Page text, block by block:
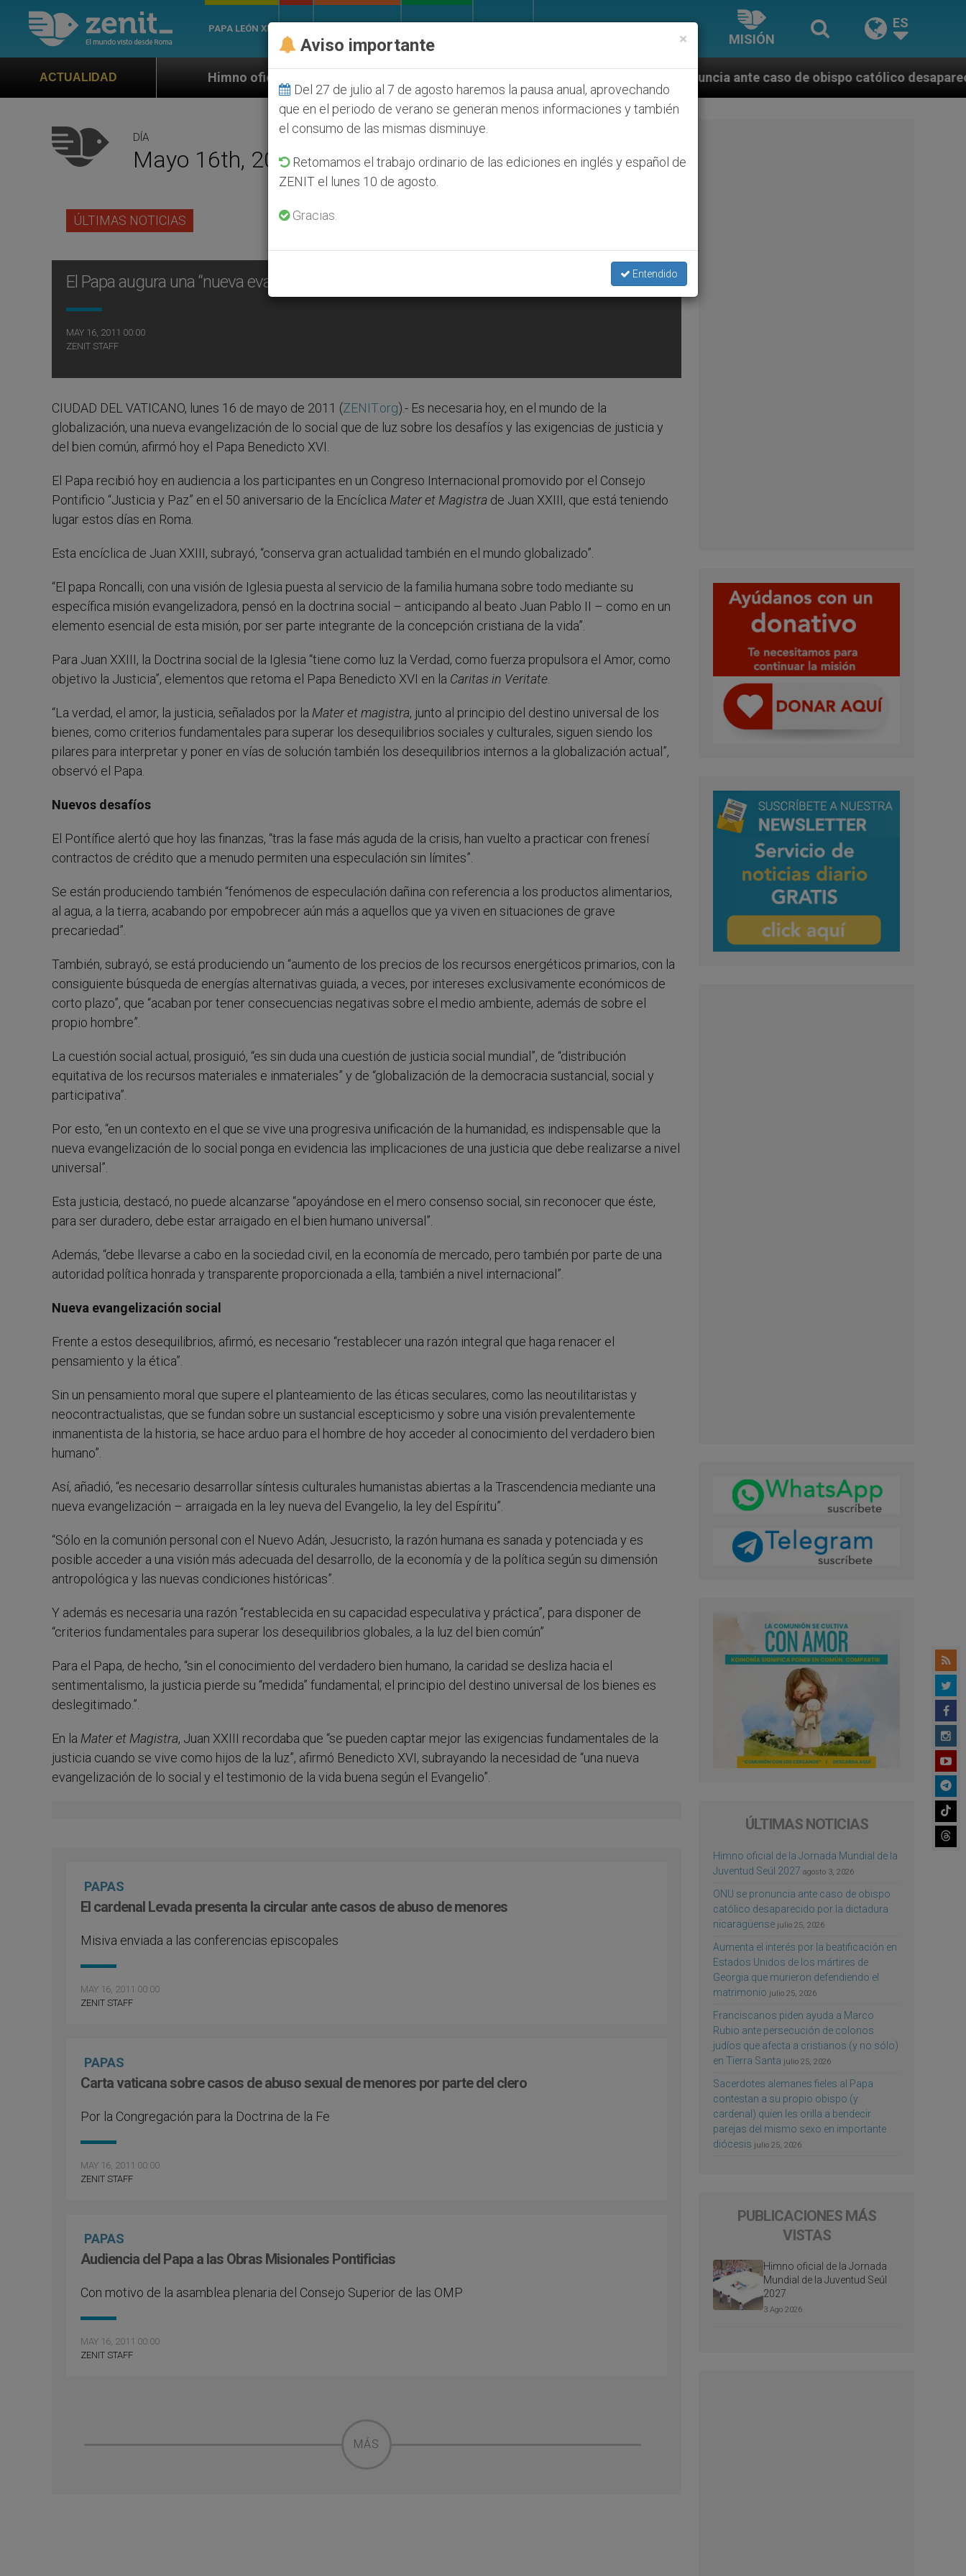
PAPA LEÓN XIV
MISIÓN
ES
ACTUALIDADHimno oficial de la Jornada Mundial de la Juventud Seúl 2027 ONU se pronuncia ante caso de obispo católico desaparecido por la dictadura
DÍA
Mayo 16th, 2011
ÚLTIMAS NOTICIAS
El Papa augura una “nueva evangelización de lo social”
MAY 16, 2011 00:00
ZENIT STAFF
CIUDAD DEL VATICANO, lunes 16 de mayo de 2011 (ZENIT.org).- Es necesaria hoy, en el mundo de la
globalización, una nueva evangelización de lo social que de luz sobre los desafíos y las exigencias de justicia y
del bien común, afirmó hoy el Papa Benedicto XVI.
El Papa recibió hoy en audiencia a los participantes en un Congreso Internacional promovido por el Consejo
Pontificio “Justicia y Paz” en el 50 aniversario de la Encíclica Mater et Magistra de Juan XXIII, que está teniendo
lugar estos días en Roma.
Esta encíclica de Juan XXIII, subrayó, “conserva gran actualidad también en el mundo globalizado”.
“El papa Roncalli, con una visión de Iglesia puesta al servicio de la familia humana sobre todo mediante su
específica misión evangelizadora, pensó en la doctrina social – anticipando al beato Juan Pablo II – como en un
elemento esencial de esta misión, por ser parte integrante de la concepción cristiana de la vida”.
Para Juan XXIII, la Doctrina social de la Iglesia “tiene como luz la Verdad, como fuerza propulsora el Amor, como
objetivo la Justicia”, elementos que retoma el Papa Benedicto XVI en la Caritas in Veritate
“La verdad, el amor, la justicia, señalados por la Mater et magistra, junto al principio del destino universal de los
bienes, como criterios fundamentales para superar los desequilibrios sociales y culturales, siguen siendo los
pilares para interpretar y poner en vías de solución también los desequilibrios internos a la globalización actual”,
observó el Papa.
Nuevos desafíos
El Pontífice alertó que hoy las finanzas, “tras la fase más aguda de la crisis, han vuelto a practicar con frenesí
contractos de crédito que a menudo permiten una especulación sin límites”.
Se están produciendo también “fenómenos de especulación dañina con referencia a los productos alimentarios,
al agua, a la tierra, acabando por empobrecer aún más a aquellos que ya viven en situaciones de grave
precariedad”.
También, subrayó, se está produciendo un “aumento de los precios de los recursos energéticos primarios, con la
consiguiente búsqueda de energías alternativas guiada, a veces, por intereses exclusivamente económicos de
corto plazo”, que “acaban por tener consecuencias negativas sobre el medio ambiente, además de sobre el
propio hombre”.
La cuestión social actual, prosiguió, “es sin duda una cuestión de justicia social mundial”, de “distribución
equitativa de los recursos materiales e inmateriales” y de “globalización de la democracia sustancial, social y
participativa”.
Por esto, “en un contexto en el que se vive una progresiva unificación de la humanidad, es indispensable que la
nueva evangelización de lo social ponga en evidencia las implicaciones de una justicia que debe realizarse a nivel
universal”.
Esta justicia, destacó, no puede alcanzarse “apoyándose en el mero consenso social, sin reconocer que éste,
para ser duradero, debe estar arraigado en el bien humano universal”.
Además, “debe llevarse a cabo en la sociedad civil, en la economía de mercado, pero también por parte de una
autoridad política honrada y transparente proporcionada a ella, también a nivel internacional”.
Nueva evangelización social
Frente a estos desequilibrios, afirmó, es necesario “restablecer una razón integral que haga renacer el
pensamiento y la ética”.
Sin un pensamiento moral que supere el planteamiento de las éticas seculares, como las neoutilitaristas y
neocontractualistas, que se fundan sobre un sustancial escepticismo y sobre una visión prevalentemente
inmanentista de la historia, se hace arduo para el hombre de hoy acceder al conocimiento del verdadero bien
humano”.
Así, añadió, “es necesario desarrollar síntesis culturales humanistas abiertas a la Trascendencia mediante una
nueva evangelización – arraigada en la ley nueva del Evangelio, la ley del Espíritu”.
“Sólo en la comunión personal con el Nuevo Adán, Jesucristo, la razón humana es sanada y potenciada y es
posible acceder a una visión más adecuada del desarrollo, de la economía y de la política según su dimensión
antropológica y las nuevas condiciones históricas”.
Y además es necesaria una razón “restablecida en su capacidad especulativa y práctica”, para disponer de
“criterios fundamentales para superar los desequilibrios globales, a la luz del bien común”
Para el Papa, de hecho, “sin el conocimiento del verdadero bien humano, la caridad se desliza hacia el
sentimentalismo, la justicia pierde su “medida” fundamental; el principio del destino universal de los bienes es
deslegitimado.”.
En la Mater et Magistra, Juan XXIII recordaba que “se pueden captar mejor las exigencias fundamentales de la
justicia cuando se vive como hijos de la luz”, afirmó Benedicto XVI, subrayando la necesidad de “una nueva
evangelización de lo social y el testimonio de la vida buena según el Evangelio”.
PAPAS
El cardenal Levada presenta la circular ante casos de abuso de menores
Misiva enviada a las conferencias episcopales
MAY 16, 2011 00:00
ZENIT STAFF
PAPAS
Carta vaticana sobre casos de abuso sexual de menores por parte del clero
Por la Congregación para la Doctrina de la Fe
MAY 16, 2011 00:00
ZENIT STAFF
PAPAS
Audiencia del Papa a las Obras Misionales Pontificias
Con motivo de la asamblea plenaria del Consejo Superior de las OMP
MAY 16, 2011 00:00
ZENIT STAFF
MÁS
ÚLTIMAS NOTICIAS
Himno oficial de la Jornada Mundial de la
Juventud Seúl 2027 agosto 3, 2026
ONU se pronuncia ante caso de obispo
católico desaparecido por la dictadura
nicaragüense julio 25, 2026
Aumenta el interés por la beatificación en
Estados Unidos de los mártires de
Georgia que murieron defendiendo el
matrimonio julio 25, 2026
Franciscanos piden ayuda a Marco
Rubio ante persecución de colonos
judíos que afecta a cristianos (y no sólo)
en Tierra Santa julio 25, 2026
Sacerdotes alemanes fieles al Papa
contestan a su propio obispo (y
cardenal) quien les orilla a bendecir
parejas del mismo sexo en importante
diócesis julio 25, 2026
PUBLICACIONES MÁS
VISTAS
Himno oficial de la Jornada
Mundial de la Juventud Seúl
2027
3 Ago 2026
×
Aviso importante
Del 27 de julio al 7 de agosto haremos la pausa anual, aprovechando
que en el periodo de verano se generan menos informaciones y también
el consumo de las mismas disminuye.
Retomamos el trabajo ordinario de las ediciones en inglés y español de
ZENIT el lunes 10 de agosto.
Gracias.
Entendido